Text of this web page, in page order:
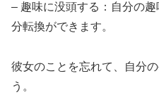
– 趣味に没頭する：自分の
分転換ができます。
彼女のことを忘れて、自分
う。